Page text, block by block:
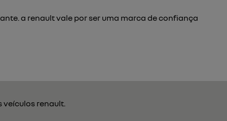
a renault vale por ser uma marca de confiança
veículos renault.